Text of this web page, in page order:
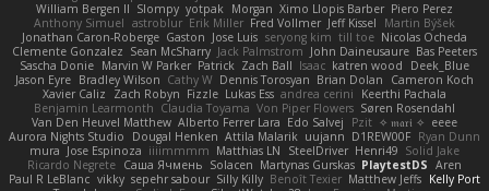
William Bergen II Slompy yotpak Morgan Ximo Llopis Barber Piero Perez
Anthony Simuel astroblur Erik Miller Fred Vollmer Jeff Kissel
Martin Býšek
Jonathan Caron-Roberge Gaston Jose Luis seryong kim till toe Nicolas Ocheda
Clemente Gonzalez Sean McSharry Jack Palmstrom John Daineusaure Bas Peeters
Sascha Donie Marvin W Parker Patrick Zach Ball Isaac katren wood
Deek_Blue
Jason Eyre Bradley Wilson Cathy W Dennis Torosyan Brian Dolan
Cameron Koch
Xavier Caliz
Zach Robyn Fizzle Lukas Ess andrea cerini
Keerthi Pachala
Benjamin Learmonth Claudia Toyama Von Piper Flowers Søren Rosendahl
Van Den Heuvel Matthew Alberto Ferrer Lara Edo Salvej Pzit ✧ 𝔪𝔞𝔯𝔦 ✧ eeee
Aurora Nights Studio
Dougal Henken Attila Malarik uujann D1REW00F Ryan Dunn
mura Jose Espinoza iiiimmmm Matthias LN SteelDriver Henri49 Solid Jake
Ricardo Negrete Саша Ячмень Solacen Martynas Gurskas PlaytestDS Aren
Paul R LeBlanc vikky sepehr sabour Silly Killy Benoît Texier Matthew Jeffs Kelly Port